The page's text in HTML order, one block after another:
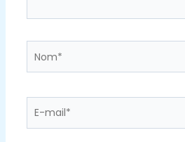
mail*